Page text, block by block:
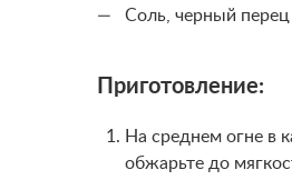
Соль, черный перец
Приготовление:
На среднем огне в
обжарьте до